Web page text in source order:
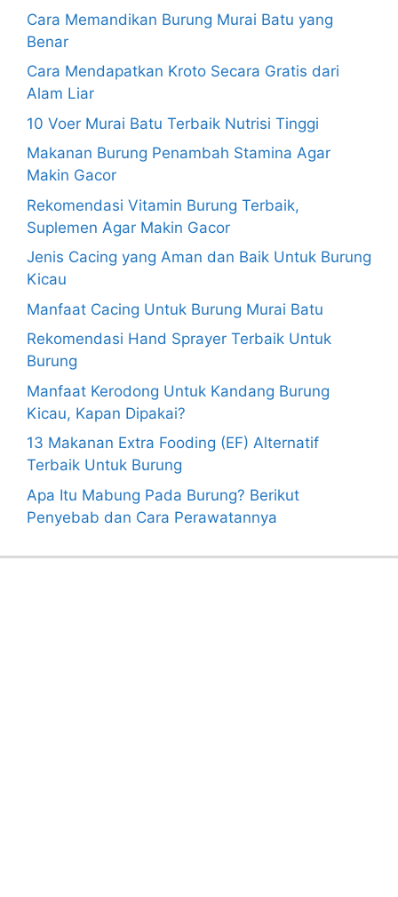
Cara Memandikan Burung Murai Batu yang
Benar
Cara Mendapatkan Kroto Secara Gratis dari
Alam Liar
10 Voer Murai Batu Terbaik Nutrisi Tinggi
Makanan Burung Penambah Stamina Agar
Makin Gacor
Rekomendasi Vitamin Burung Terbaik,
Suplemen Agar Makin Gacor
Jenis Cacing yang Aman dan Baik Untuk Burung
Kicau
Manfaat Cacing Untuk Burung Murai Batu
Rekomendasi Hand Sprayer Terbaik Untuk
Burung
Manfaat Kerodong Untuk Kandang Burung
Kicau, Kapan Dipakai?
13 Makanan Extra Fooding (EF) Alternatif
Terbaik Untuk Burung
Apa Itu Mabung Pada Burung? Berikut
Penyebab dan Cara Perawatannya